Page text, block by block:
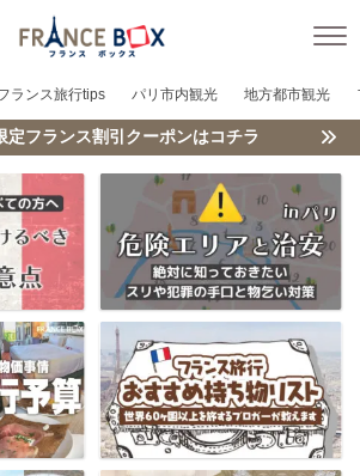
ランス旅行tips パリ市内観光 地方都市観光
定フランス割引クーポンはコチラ